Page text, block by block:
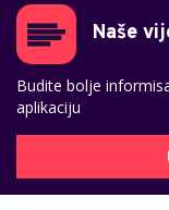
Naše
Budite bolje
aplikaciju